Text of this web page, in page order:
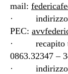
mail:
· indirizzo
PEC:
· recapito
0863.32347 –
· indirizzo